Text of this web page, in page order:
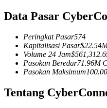
USDC Berjangka
Data Pasar
Peringkat Pasar574
Kapitalisasi Pasar$
Volume 24 Jam$
Pasokan Beredar71.96M
Pasokan Maksimum
Tentang